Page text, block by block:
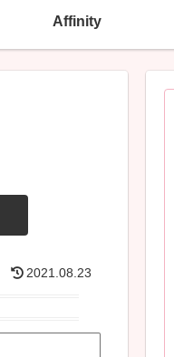
Affinity
2021.08.23